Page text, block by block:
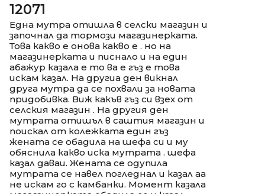
12071
Една мутра отишла в селски магазин и
започнал да тормози магазинерката.
Това какво е онова какво е . но на
магазинерката и писнало и на един
абажур казала е то ва е гъз е това
искам казал. На другиа ден викнал
друга мутра да се похвали за новата
придобивка. Виж какъв гъз си взех от
селския магазин . На другия ден
мутрата отишъл в саштия магазин и
поискал от колежката един гъз
жената се обадила на шефа си и му
обяснила какво иска мутрата . шефа
казал даваи. Жената се одупила
мутрата се навел погледнал и казал аа
не искам го с камбанки. Момент казала